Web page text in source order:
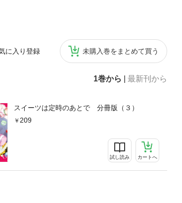
に入り登録 未購入巻をまとめて買う
1巻から 最新刊から
スイーツは定時のあとで 分冊版（３）
209
試し読み カートへ